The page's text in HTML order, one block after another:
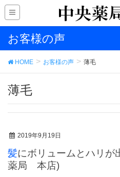
お客様の声
HOME お客様の声 薄毛
薄毛
2019年9月19日
髪にボリュームとハリが出てきました。 (中央
薬局 本店)